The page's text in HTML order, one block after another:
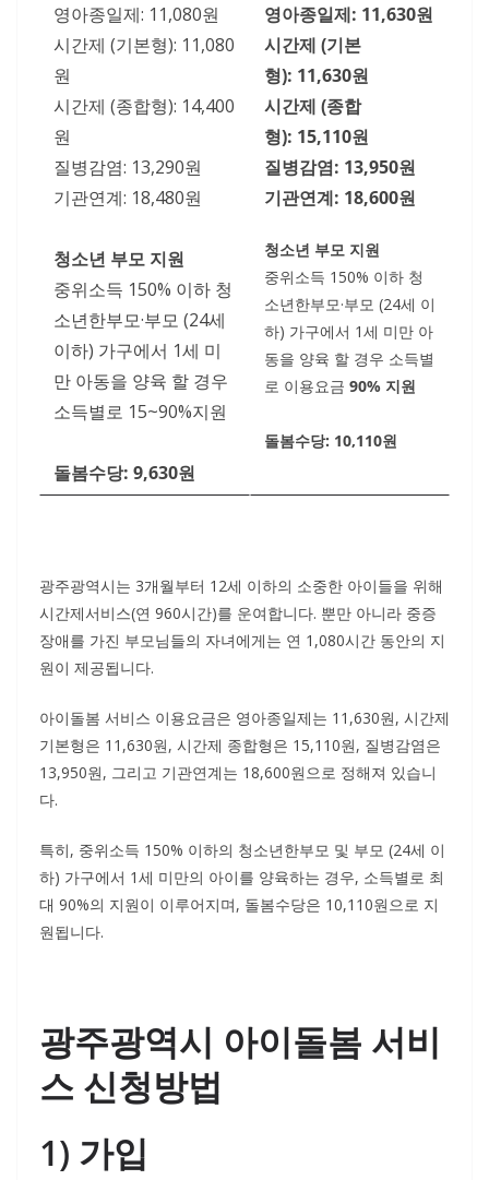
영아종일제: 11,080원
시간제 (기본형): 11,080
원
시간제 (종합형): 14,400
원
질병감염: 13,290원
기관연계: 18,480원
청소년 부모 지원
중위소득 150% 이하 청
소년한부모·부모 (24세
이하) 가구에서 1세 미
만 아동을 양육 할 경우
소득별로 15~90%지원
돌봄수당: 9,630원
영아종일제: 11,630원
시간제 (기본
형): 11,630원
시간제 (종합
형): 15,110원
질병감염: 13,950원
기관연계: 18,600원
청소년 부모 지원
중위소득 150% 이하 청
소년한부모·부모 (24세 이
하) 가구에서 1세 미만 아
동을 양육 할 경우 소득별
로 이용요금 90% 지원
돌봄수당: 10,110원
광주광역시는 3개월부터 12세 이하의 소중한 아이들을 위해
시간제서비스(연 960시간)를 운여합니다. 뿐만 아니라 중증
장애를 가진 부모님들의 자녀에게는 연 1,080시간 동안의 지
원이 제공됩니다.
아이돌봄 서비스 이용요금은 영아종일제는 11,630원, 시간제
기본형은 11,630원, 시간제 종합형은 15,110원, 질병감염은
13,950원, 그리고 기관연계는 18,600원으로 정해져 있습니
다.
특히, 중위소득 150% 이하의 청소년한부모 및 부모 (24세 이
하) 가구에서 1세 미만의 아이를 양육하는 경우, 소득별로 최
대 90%의 지원이 이루어지며, 돌봄수당은 10,110원으로 지
원됩니다.
광주광역시 아이돌봄 서비
스 신청방법
1) 가입